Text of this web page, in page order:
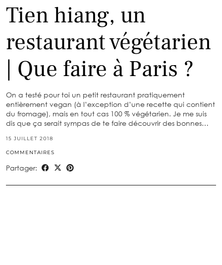
Tien hiang, un
restaurant végétarien
| Que faire à Paris ?
On a testé pour toi un petit restaurant pratiquement
entièrement vegan (à l’exception d’une recette qui contient
du fromage), mais en tout cas 100 % végétarien. Je me suis
dis que ça serait sympas de te faire découvrir des bonnes…
15 JUILLET 2018
COMMENTAIRES
Partager: